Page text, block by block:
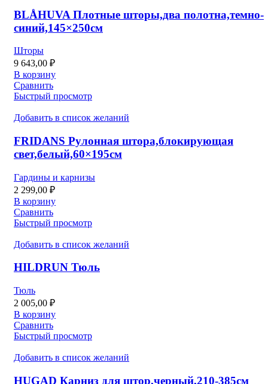
BLÅHUVA Плотные шторы,два полотна,темно-
синий,145×250см
Шторы
9 643,00 ₽
В корзину
Сравнить
Быстрый просмотр
Добавить в список желаний
FRIDANS Рулонная штора,блокирующая
свет,белый,60×195см
Гардины и карнизы
2 299,00 ₽
В корзину
Сравнить
Быстрый просмотр
Добавить в список желаний
HILDRUN Тюль
Тюль
2 005,00 ₽
В корзину
Сравнить
Быстрый просмотр
Добавить в список желаний
HUGAD Карниз для штор,черный,210-385см